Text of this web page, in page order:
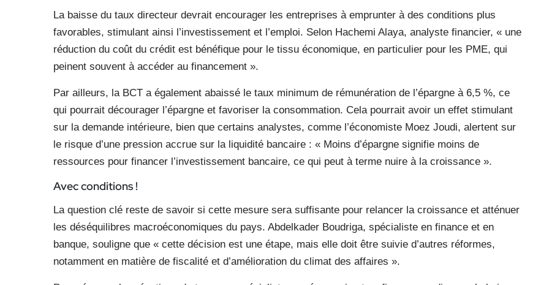
La baisse du taux directeur devrait encourager les entreprises à emprunter à des conditions plus
favorables, stimulant ainsi l’investissement et l’emploi. Selon Hachemi Alaya, analyste financier, « une
réduction du coût du crédit est bénéfique pour le tissu économique, en particulier pour les PME, qui
peinent souvent à accéder au financement ».
Par ailleurs, la BCT a également abaissé le taux minimum de rémunération de l’épargne à 6,5 %, ce
qui pourrait décourager l’épargne et favoriser la consommation. Cela pourrait avoir un effet stimulant
sur la demande intérieure, bien que certains analystes, comme l’économiste Moez Joudi, alertent sur
le risque d’une pression accrue sur la liquidité bancaire : « Moins d’épargne signifie moins de
ressources pour financer l’investissement bancaire, ce qui peut à terme nuire à la croissance ».
Avec conditions !
La question clé reste de savoir si cette mesure sera suffisante pour relancer la croissance et atténuer
les déséquilibres macroéconomiques du pays. Abdelkader Boudriga, spécialiste en finance et en
banque, souligne que « cette décision est une étape, mais elle doit être suivie d’autres réformes,
notamment en matière de fiscalité et d’amélioration du climat des affaires ».